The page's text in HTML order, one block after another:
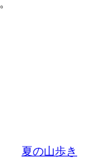
夏の山歩き